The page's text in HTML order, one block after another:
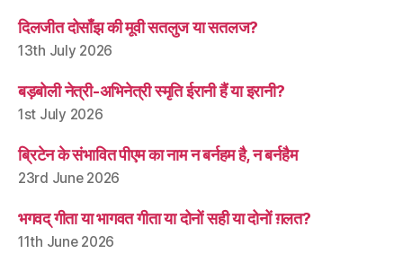
दिलजीत दोसाँझ की मूवी सतलुज या सतलज?
13th July 2026
बड़बोली नेत्री-अभिनेत्री स्मृति ईरानी हैं या इरानी?
1st July 2026
ब्रिटेन के संभावित पीएम का नाम न बर्नहम है, न बर्नहैम
23rd June 2026
भगवद् गीता या भागवत गीता या दोनों सही या दोनों ग़लत?
11th June 2026